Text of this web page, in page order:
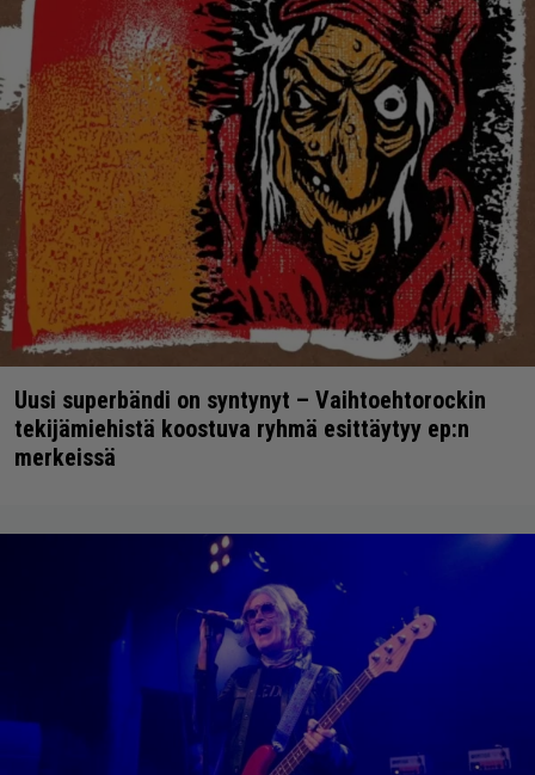
Uusi superbändi on syntynyt – Vaihtoehtorockin
tekijämiehistä koostuva ryhmä esittäytyy ep:n
merkeissä